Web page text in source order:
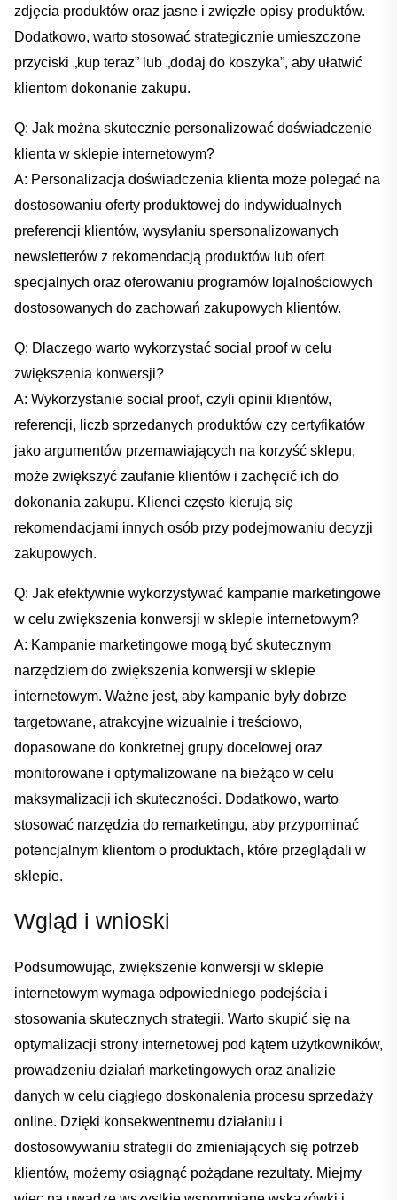
⁣zdjęcia produktów⁤ oraz jasne i ⁣zwięzłe​ opisy produktów.
Dodatkowo, warto stosować strategicznie umieszczone
przyciski „kup teraz” lub „dodaj ⁢do⁣ koszyka”, aby⁤ ułatwić
klientom dokonanie zakupu.
Q: Jak‍ można skutecznie personalizować doświadczenie
klienta ⁢w sklepie internetowym?
A: Personalizacja doświadczenia klienta może polegać na
dostosowaniu oferty ⁤produktowej do indywidualnych
preferencji klientów, wysyłaniu spersonalizowanych‌
newsletterów z⁢ rekomendacją produktów lub‍ ofert⁣
specjalnych ​oraz‌ oferowaniu programów‍ lojalnościowych
⁢dostosowanych do zachowań zakupowych klientów.
Q:‍ Dlaczego warto wykorzystać ​social proof w celu
zwiększenia konwersji?
A: Wykorzystanie social ​proof, czyli⁢ opinii⁢ klientów,
referencji, liczb sprzedanych produktów czy certyfikatów⁣
jako argumentów⁣ przemawiających na ⁢korzyść sklepu,
może ‌zwiększyć zaufanie​ klientów i ‌zachęcić ich do‌
dokonania zakupu. Klienci często kierują się
rekomendacjami innych osób przy podejmowaniu decyzji
zakupowych.
Q: Jak⁤ efektywnie⁤ wykorzystywać kampanie marketingowe
w ‍celu zwiększenia⁣ konwersji⁤ w⁢ sklepie internetowym?
A: Kampanie marketingowe mogą ⁤być‌ skutecznym
narzędziem do ⁤zwiększenia konwersji ⁢w sklepie
‌internetowym. ​Ważne jest, aby kampanie⁢ były dobrze
targetowane, atrakcyjne wizualnie i treściowo,
dopasowane ⁣do konkretnej grupy ​docelowej oraz
monitorowane i ⁣optymalizowane na bieżąco w celu
maksymalizacji​ ich skuteczności. Dodatkowo,‌ warto
‍stosować narzędzia do remarketingu, aby przypominać
potencjalnym klientom o produktach, które przeglądali w
sklepie.‍
Wgląd i wnioski
Podsumowując, ⁢zwiększenie konwersji w sklepie‍
internetowym wymaga odpowiedniego‌ podejścia i⁢
stosowania skutecznych strategii. Warto skupić się na
optymalizacji​ strony internetowej pod​ kątem użytkowników,
⁤prowadzeniu działań ⁣marketingowych oraz ⁤analizie
danych w celu ciągłego‍ doskonalenia procesu⁣ sprzedaży
online. Dzięki ‍konsekwentnemu działaniu i
⁣dostosowywaniu strategii do zmieniających się potrzeb
klientów, możemy osiągnąć⁢ pożądane rezultaty. ​Miejmy